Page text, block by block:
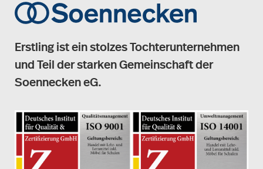
Erstling ist ein stolzes Tochterunternehmen
und Teil der starken Gemeinschaft der
Soennecken eG.